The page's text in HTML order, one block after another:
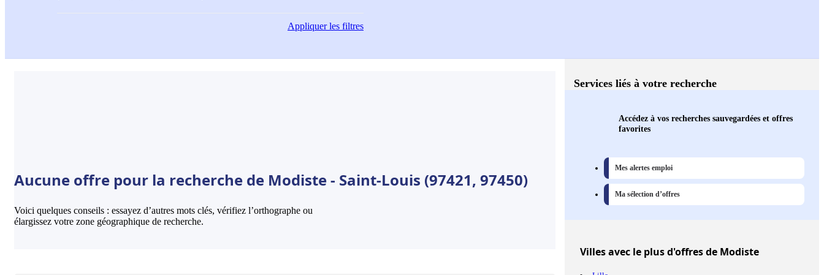
Appliquerles filtres
Aucune offre pour la recherche de Modiste - Saint-Louis (97421, 97450)
Voici quelques conseils : essayez d’autres mots clés, vérifiez l’orthographe ou
élargissez votre zone géographique de recherche.
Services liés à votre recherche
Accédez à vos recherches sauvegardées et offres
favorites
Mes alertes emploi
Ma sélection d’offres
Villesavec le plus d'offres de Modiste